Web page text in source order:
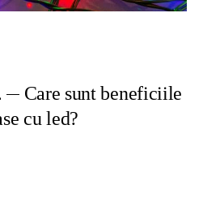
Care sunt beneficiile
cu led?